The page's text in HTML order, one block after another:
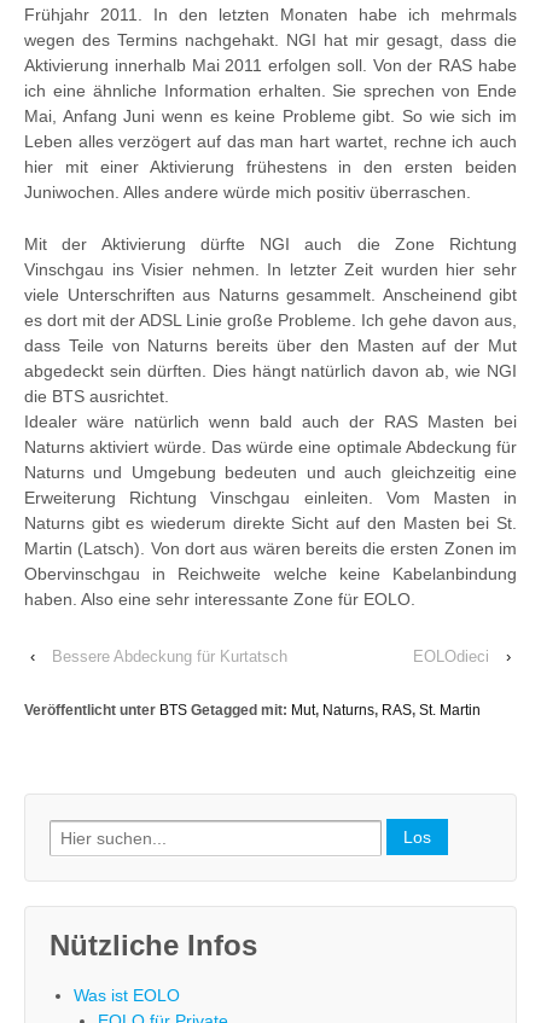
Frühjahr 2011. In den letzten Monaten habe ich mehrmals
wegen des Termins nachgehakt. NGI hat mir gesagt, dass die
Aktivierung innerhalb Mai 2011 erfolgen soll. Von der RAS habe
ich eine ähnliche Information erhalten. Sie sprechen von Ende
Mai, Anfang Juni wenn es keine Probleme gibt. So wie sich im
Leben alles verzögert auf das man hart wartet, rechne ich auch
hier mit einer Aktivierung frühestens in den ersten beiden
Juniwochen. Alles andere würde mich positiv überraschen.
Mit der Aktivierung dürfte NGI auch die Zone Richtung
Vinschgau ins Visier nehmen. In letzter Zeit wurden hier sehr
viele Unterschriften aus Naturns gesammelt. Anscheinend gibt
es dort mit der ADSL Linie große Probleme. Ich gehe davon aus,
dass Teile von Naturns bereits über den Masten auf der Mut
abgedeckt sein dürften. Dies hängt natürlich davon ab, wie NGI
die BTS ausrichtet.
Idealer wäre natürlich wenn bald auch der RAS Masten bei
Naturns aktiviert würde. Das würde eine optimale Abdeckung für
Naturns und Umgebung bedeuten und auch gleichzeitig eine
Erweiterung Richtung Vinschgau einleiten. Vom Masten in
Naturns gibt es wiederum direkte Sicht auf den Masten bei St.
Martin (Latsch). Von dort aus wären bereits die ersten Zonen im
Obervinschgau in Reichweite welche keine Kabelanbindung
haben. Also eine sehr interessante Zone für EOLO.
‹ Bessere Abdeckung für Kurtatsch EOLOdieci ›
Veröffentlicht unter BTS Getagged mit: Mut, Naturns, RAS, St. Martin
Search
for:
Nützliche Infos
Was ist EOLO